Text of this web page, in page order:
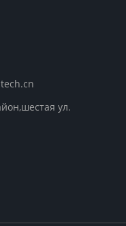
ул.